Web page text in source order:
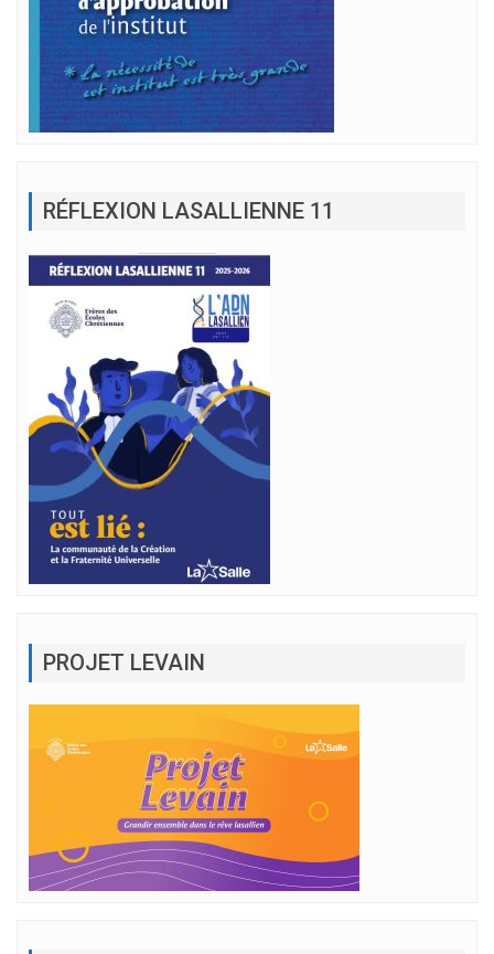
RÉFLEXION LASALLIENNE 11
PROJET LEVAIN